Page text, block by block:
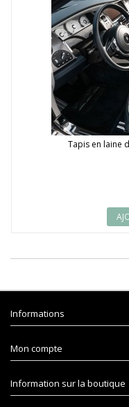
Tapis en laine
Informations
Mon compte
Information sur la boutique